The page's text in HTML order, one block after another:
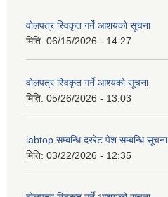
वोलपत्र स्विकृत गर्ने आशयको सूचना
मिति: 06/15/2026 - 14:27
वोलपत्र स्विकृत गर्ने आश्यको सूचना
मिति: 05/26/2026 - 13:03
labtop सम्बन्धि दररेट पेश सम्बन्धि सूचना
मिति: 03/22/2026 - 12:35